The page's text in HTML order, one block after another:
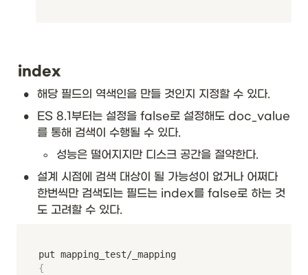
index
• 해당 필드의 역색인을 만들 것인지 지정할 수 있다.
•
ES 8.1부터는 설정을 false로 설정해도 doc_value
를 통해 검색이 수행될 수 있다.
◦ 성능은 떨어지지만 디스크 공간을 절약한다.
•
설계 시점에 검색 대상이 될 가능성이 없거나 어쩌다
한번씩만 검색되는 필드는 index를 false로 하는 것
도 고려할 수 있다.
{